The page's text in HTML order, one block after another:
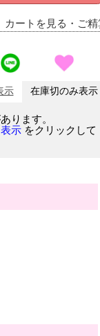
カートを見る ・ご
示 在庫切のみ表示
ります。
示 をクリックして